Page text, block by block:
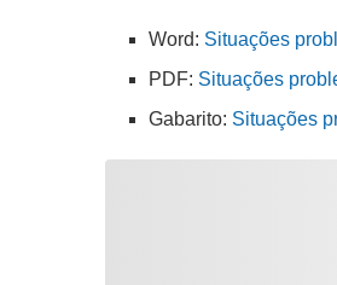
Word: Situações
PDF: Situações
Gabarito: Situações